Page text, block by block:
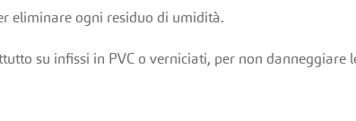
eliminare ogni residuo di umidità.
su infissi in PVC o verniciati, per non danneggiare